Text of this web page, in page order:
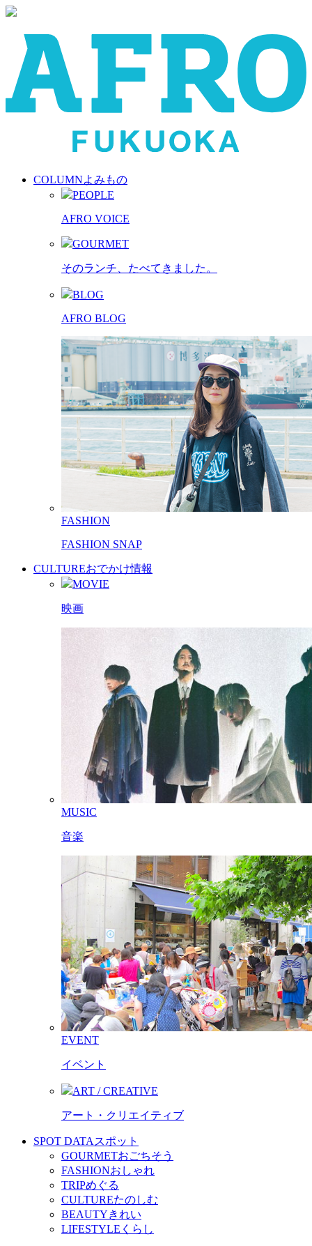
COLUMNよみもの
PEOPLE
AFRO VOICE
GOURMET
そのランチ、たべてきました。
BLOG
AFRO BLOG
FASHION
FASHION SNAP
CULTUREおでかけ情報
MOVIE
映画
MUSIC
音楽
EVENT
イベント
ART / CREATIVE
アート・クリエイティブ
SPOT DATA スポット
GOURMETおごちそう
FASHIONおしゃれ
TRIPめぐる
CULTUREたのしむ
BEAUTYきれい
LIFESTYLE くらし